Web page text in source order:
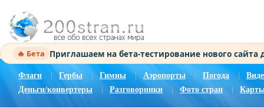
🔥 Бета Приглашаем на бета-тестирование нового
Флаги Гербы Гимны | Аэропорты Погода |
Деньги/конвертеры
Разговорники Фото стран